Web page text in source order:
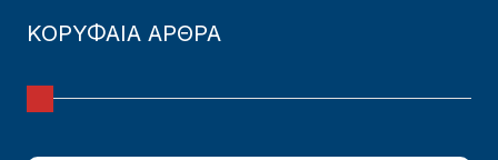
ΚΟΡΥΦΑΙΑ ΑΡΘΡΑ